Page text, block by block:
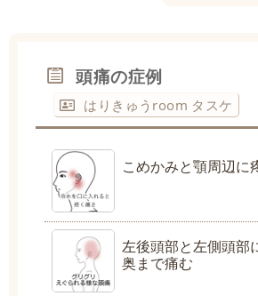
頭痛の症例
はりきゅうroom タスケ
こめかみと顎周辺に
左後頭部と左側頭部
奥まで痛む